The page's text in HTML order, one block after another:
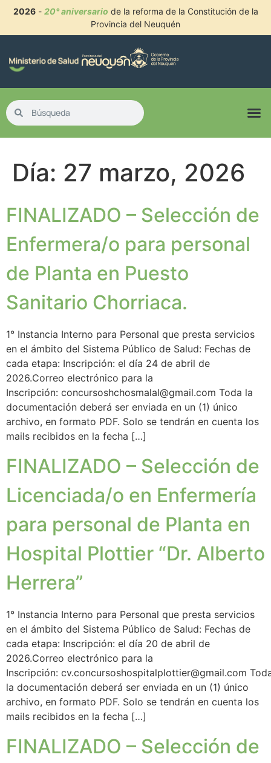
2026- 20° aniversario de la reforma de la Constitución de la
Provincia del Neuquén
Día: 27 marzo, 2026
FINALIZADO – Selección de
Enfermera/o para personal
de Planta en Puesto
Sanitario Chorriaca.
1° Instancia Interno para Personal que presta servicios
en el ámbito del Sistema Público de Salud: Fechas de
cada etapa: Inscripción: el día 24 de abril de
2026.Correo electrónico para la
Inscripción: concursoshchosmalal@gmail.com Toda la
documentación deberá ser enviada en un (1) único
archivo, en formato PDF. Solo se tendrán en cuenta los
mails recibidos en la fecha […]
FINALIZADO – Selección de
Licenciada/o en Enfermería
para personal de Planta en
Hospital Plottier “Dr. Alberto
Herrera”
1° Instancia Interno para Personal que presta servicios
en el ámbito del Sistema Público de Salud: Fechas de
cada etapa: Inscripción: el día 20 de abril de
2026.Correo electrónico para la
Inscripción: cv.concursoshospitalplottier@gmail.com
la documentación deberá ser enviada en un (1) único
archivo, en formato PDF. Solo se tendrán en cuenta los
mails recibidos en la fecha […]
FINALIZADO – Selección de